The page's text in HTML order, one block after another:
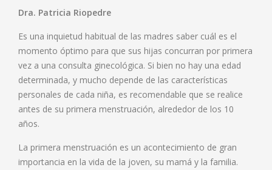
Dra. Patricia Riopedre
Es una inquietud habitual de las madres saber cuál es el
momento óptimo para que sus hijas concurran por primera
vez a una consulta ginecológica. Si bien no hay una edad
determinada, y mucho depende de las características
personales de cada niña, es recomendable que se realice
antes de su primera menstruación, alrededor de los 10
años.
La primera menstruación es un acontecimiento de gran
importancia en la vida de la joven, su mamá y la familia.